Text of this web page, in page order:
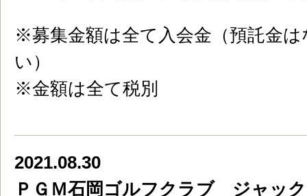
※募集金額は全て入会金（預託金
い）
※金額は全て税別
2021.08.30
ＰＧＭ石岡ゴルフクラブ ジャッ